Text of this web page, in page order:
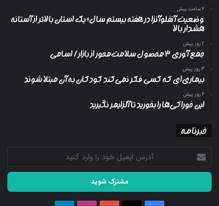
4 ساعت پیش
وضعیت آنفلوآنزا در هفته بیستم سال؛ یک استان بالاتر از آستانه
هشدار بالا
2 روز پیش
جمع آوری ۳ محصول سلامت‌محور از بازار/ اسامی
3 روز پیش
بیماری‌ای که کسی فکر نمی‌کند کودکان به آن مبتلا شوند
4 روز پیش
این خوراکی‌ها را بخورید تا آلزایمر نگیرید
خبرنامه
آدرس
ایمیل
خود
وارد